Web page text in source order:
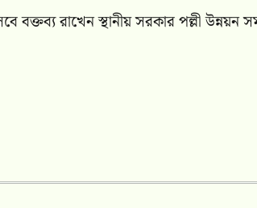
বক্তব্য রাখেন স্থানীয় সরকার পল্লী উন্নয়ন